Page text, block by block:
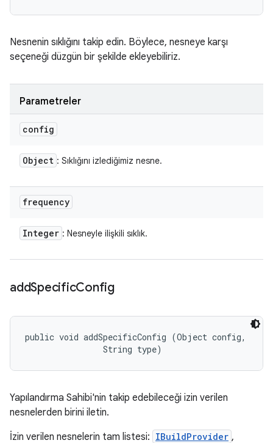
Nesnenin sıklığını takip edin. Böylece, nesneye karşı
seçeneği düzgün bir şekilde ekleyebiliriz.
Parametreler
config
Object : Sıklığını izlediğimiz nesne.
frequency
Integer : Nesneyle ilişkili sıklık.
addSpecificConfig
public void addSpecificConfig (Object config,
                String type)
Yapılandırma Sahibi'nin takip edebileceği izin verilen
nesnelerden birini iletin.
İzin verilen nesnelerin tam listesi: IBuildProvider ,